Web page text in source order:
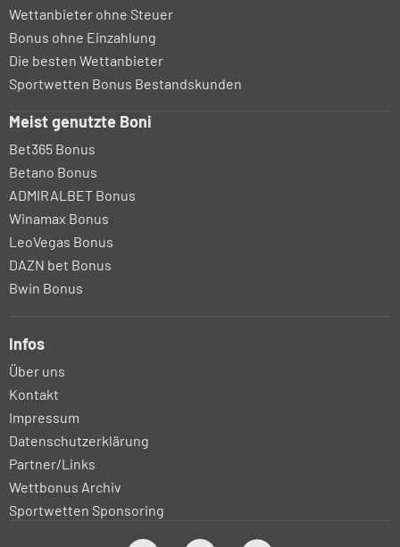
Wettanbieter ohne Steuer
Bonus ohne Einzahlung
Die besten Wettanbieter
Sportwetten Bonus Bestandskunden
Meist genutzte Boni
Bet365 Bonus
Betano Bonus
ADMIRALBET Bonus
Winamax Bonus
LeoVegas Bonus
DAZN bet Bonus
Bwin Bonus
Infos
Über uns
Kontakt
Impressum
Datenschutzerklärung
Partner/Links
Wettbonus Archiv
Sportwetten Sponsoring